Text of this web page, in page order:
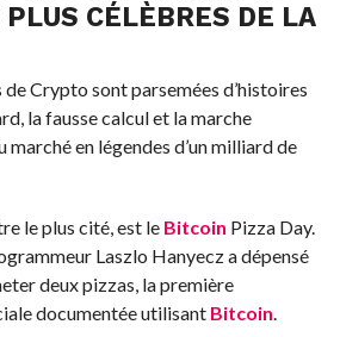
CÉLÈBRES DE LA
de Crypto sont parsemées d’histoires
la fausse calcul et la marche
marché en légendes d’un milliard de
le plus cité, est le Bitcoin Pizza Day.
Laszlo Hanyecz a dépensé
deux pizzas, la première
documentée utilisant Bitcoin.